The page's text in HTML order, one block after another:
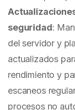
seguridad:
del servidor y
actualizados
rendimiento y
escaneos
procesos no